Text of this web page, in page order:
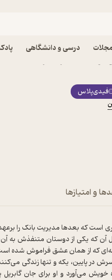
درسی و دانشگاهی
فیدی‌پلاس
و امتیازها
که بعدها مدیریت بانک را
آن که یکی از دوستان متنفذش به
که از همان عشق فراموش شده
پایین، یکه و تنها زندگی
می‌آورد و او برای جان گابریل